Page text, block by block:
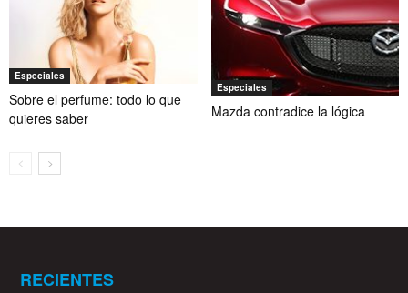
Especiales
Sobre el perfume: todo lo que
quieres saber
Especiales
Mazda contradice la lógica
RECIENTES